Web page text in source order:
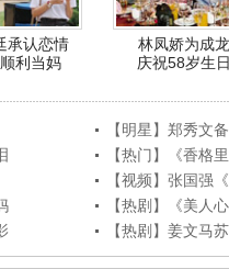
承认恋情
利当妈
林凤娇为成龙
庆祝58岁生
【明星】郑秀文
【热门】《香格
【视频】张国强
【热剧】《美人
【热剧】姜文马